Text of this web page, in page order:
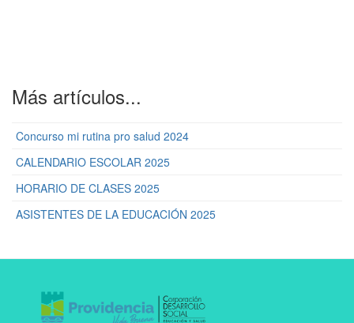
Más artículos...
Concurso mi rutina pro salud 2024
CALENDARIO ESCOLAR 2025
HORARIO DE CLASES 2025
ASISTENTES DE LA EDUCACIÓN 2025